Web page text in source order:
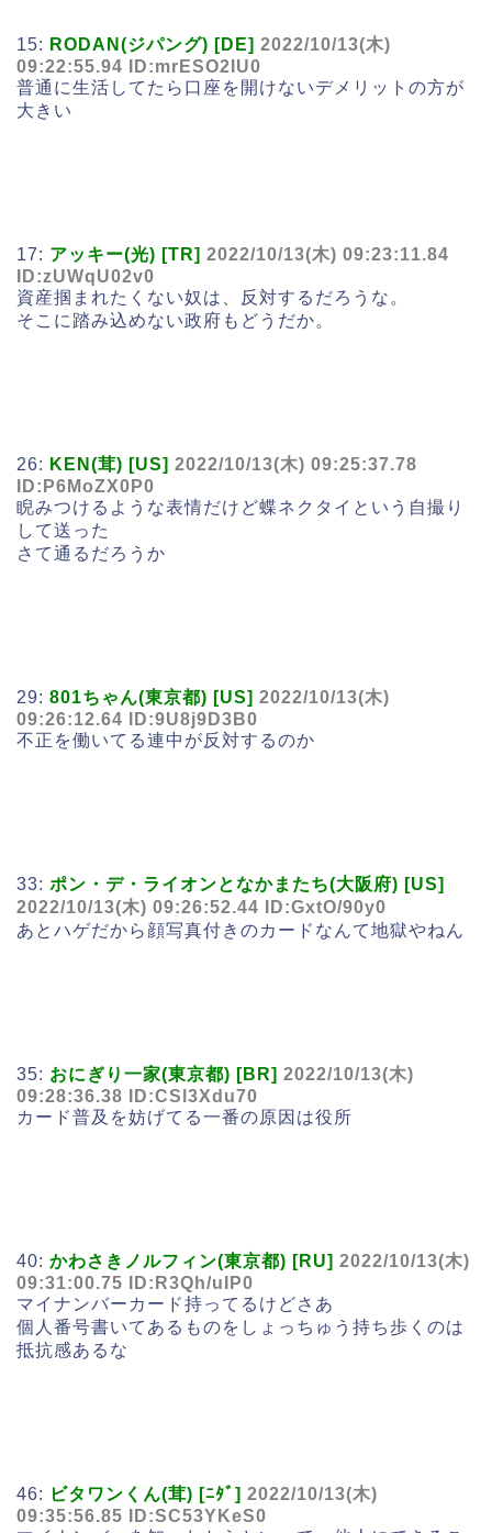
15: RODAN(ジパング) [DE] 2022/10/13(木)
09:22:55.94 ID:mrESO2IU0
普通に生活してたら口座を開けないデメリットの方が
大きい
17: アッキー(光) [TR] 2022/10/13(木) 09:23:11.84
ID:zUWqU02v0
資産掴まれたくない奴は、反対するだろうな。
そこに踏み込めない政府もどうだか。
26: KEN(茸) [US] 2022/10/13(木) 09:25:37.78
ID:P6MoZX0P0
睨みつけるような表情だけど蝶ネクタイという自撮り
して送った
さて通るだろうか
29: 801ちゃん(東京都) [US] 2022/10/13(木)
09:26:12.64 ID:9U8j9D3B0
不正を働いてる連中が反対するのか
33: ポン・デ・ライオンとなかまたち(大阪府) [US]
2022/10/13(木) 09:26:52.44 ID:GxtO/90y0
あとハゲだから顔写真付きのカードなんて地獄やねん
35: おにぎり一家(東京都) [BR] 2022/10/13(木)
09:28:36.38 ID:CSl3Xdu70
カード普及を妨げてる一番の原因は役所
40: かわさきノルフィン(東京都) [RU] 2022/10/13(木)
09:31:00.75 ID:R3Qh/uIP0
マイナンバーカード持ってるけどさあ
個人番号書いてあるものをしょっちゅう持ち歩くのは
抵抗感あるな
46: ビタワンくん(茸) [ﾆﾀﾞ] 2022/10/13(木)
09:35:56.85 ID:SC53YKeS0